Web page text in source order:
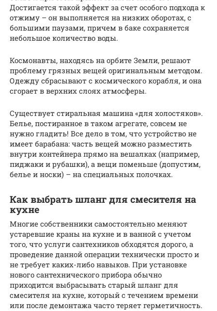
Достигается такой эффект за счет особого подхода к
отжиму – он выполняется на низких оборотах, с
большими паузами, причем в баке сохраняется
небольшое количество воды.
Космонавты, находясь на орбите Земли, решают
проблему грязных вещей оригинальным методом.
Одежду сбрасывают с космического корабля, и она
сгорает в верхних слоях атмосферы.
Существует стиральная машина «для холостяков».
Белье, постиранное в таком агрегате, совсем не
нужно гладить! Все дело в том, что устройство не
имеет барабана: часть вещей можно разместить
внутри контейнера прямо на вешалках (например,
пиджаки и рубашки), а вещи поменьше (допустим,
белье и носки) – на специальных полочках.
Как выбрать шланг для смесителя на
кухне
Многие собственники самостоятельно меняют
устаревшие краны на кухне и в ванной с учетом
того, что услуги сантехников обходятся дорого, а
проведение данной операции технически просто и
не требует каких-либо навыков. При установке
нового сантехнического прибора обычно
приходится выбрасывать старый шланг для
смесителя на кухне, который с течением времени
или после демонтажа часто теряет герметичность.